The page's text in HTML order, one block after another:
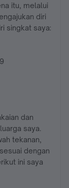
itu, melalui
diri
singkat saya:
dan
saya.
tekanan,
dengan
ini saya